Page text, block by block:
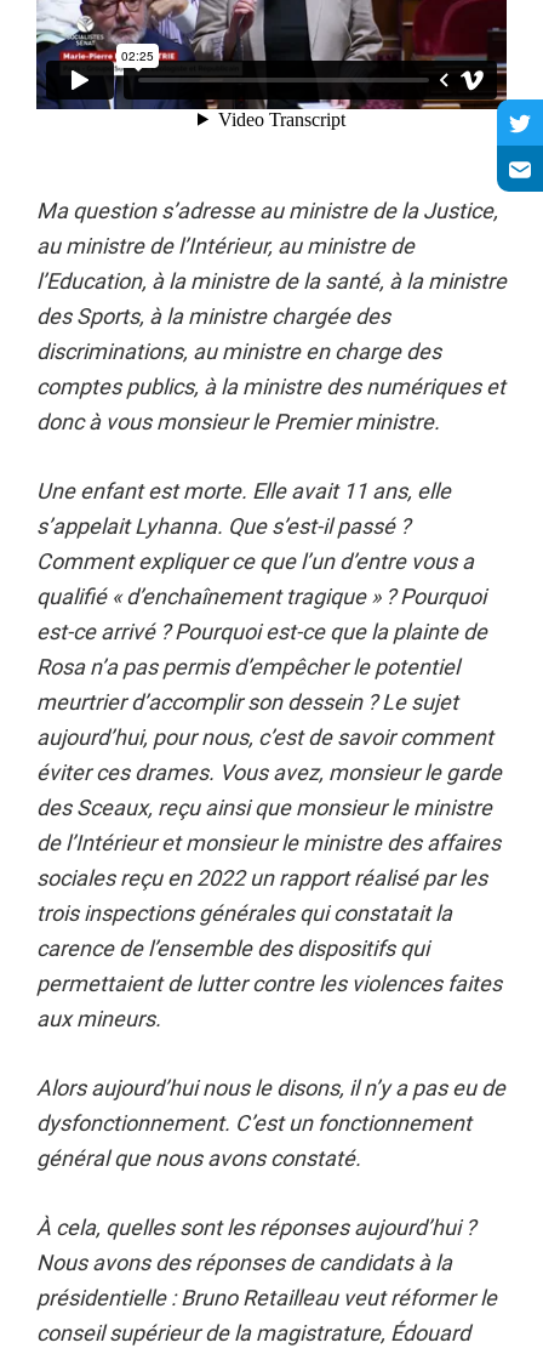
Ma question s’adresse au ministre de la Justice,
au ministre de l’Intérieur, au ministre de
l’Education, à la ministre de la santé, à la ministre
des Sports, à la ministre chargée des
discriminations, au ministre en charge des
comptes publics, à la ministre des numériques et
donc à vous monsieur le Premier ministre.
Une enfant est morte. Elle avait 11 ans, elle
s’appelait Lyhanna. Que s’est-il passé ?
Comment expliquer ce que l’un d’entre vous a
qualifié « d’enchaînement tragique » ? Pourquoi
est-ce arrivé ? Pourquoi est-ce que la plainte de
Rosa n’a pas permis d’empêcher le potentiel
meurtrier d’accomplir son dessein ? Le sujet
aujourd’hui, pour nous, c’est de savoir comment
éviter ces drames. Vous avez, monsieur le garde
des Sceaux, reçu ainsi que monsieur le ministre
de l’Intérieur et monsieur le ministre des affaires
sociales reçu en 2022 un rapport réalisé par les
trois inspections générales qui constatait la
carence de l’ensemble des dispositifs qui
permettaient de lutter contre les violences faites
aux mineurs.
Alors aujourd’hui nous le disons, il n’y a pas eu de
dysfonctionnement. C’est un fonctionnement
général que nous avons constaté.
À cela, quelles sont les réponses aujourd’hui ?
Nous avons des réponses de candidats à la
présidentielle : Bruno Retailleau veut réformer le
conseil supérieur de la magistrature, Édouard